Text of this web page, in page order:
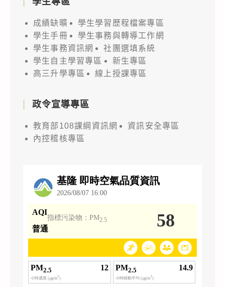
成績缺曠
學生學習歷程檔案專區
學生手冊
學生事務與轉導工作網
學生事務資訊網
社團選填系統
學生自主學習專區
新生專區
高三升學專區
線上授課專區
政令宣導專區
教育部108課綱資訊網
資訊安全專區
內控稽核專區